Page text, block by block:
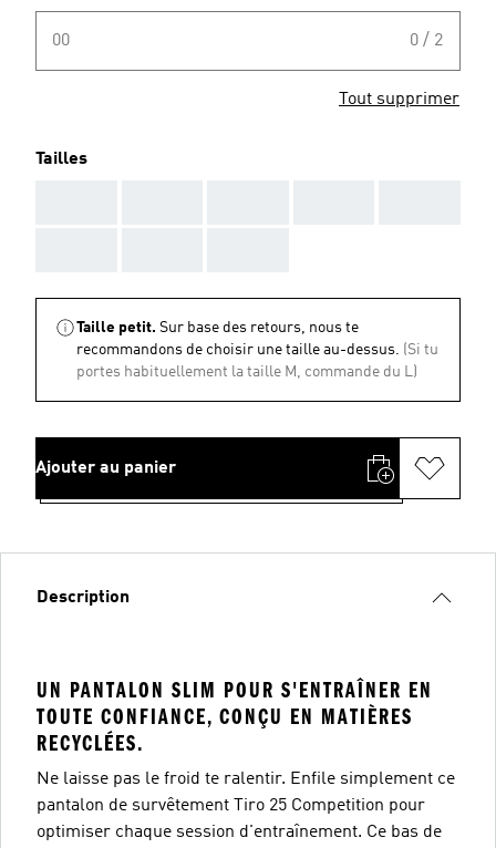
00 0 / 2
Tout supprimer
Tailles
Taille petit. Sur base des retours, nous te
recommandons de choisir une taille au-dessus. (Si tu
portes habituellement la taille M, commande du L)
Ajouter au panier
Description
UN PANTALON SLIM POUR S'ENTRAÎNER EN
TOUTE CONFIANCE, CONÇU EN MATIÈRES
RECYCLÉES.
Ne laisse pas le froid te ralentir. Enfile simplement ce
pantalon de survêtement Tiro 25 Competition pour
optimiser chaque session d'entraînement. Ce bas de